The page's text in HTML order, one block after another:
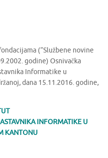
(“Službene novine
godine) Osnivačka
Informatike u
dana 15.11.2016. godine,
INFORMATIKE U
KANTONU